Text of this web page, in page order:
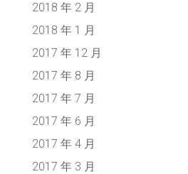
2018 年 2 月
2018 年 1 月
2017 年 12 月
2017 年 8 月
2017 年 7 月
2017 年 6 月
2017 年 4 月
2017 年 3 月